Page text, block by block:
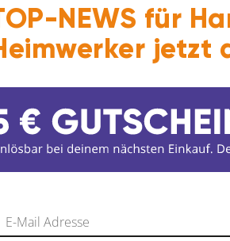
NEWS für
jetzt